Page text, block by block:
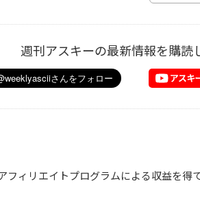
週刊アスキーの最新情報を購読
フィリエイトプログラムによる収益を得